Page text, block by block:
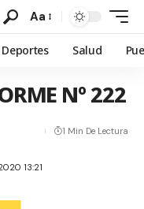
Aa
Deportes Salud
Nº 222
13:21
1 Min De Lectura